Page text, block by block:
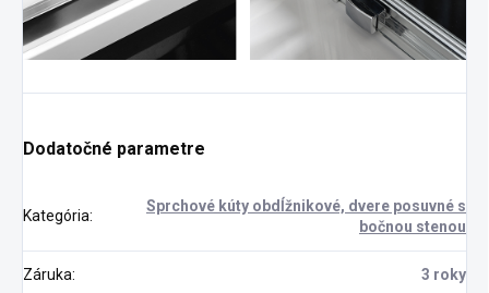
Dodatočné parametre
Kategória:
Sprchové kúty obdĺžnikové, dvere posuvné s
bočnou stenou
Záruka: 3 roky